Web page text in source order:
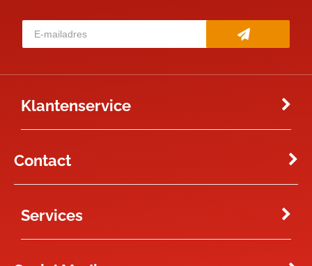
Klantenservice
Contact
Services